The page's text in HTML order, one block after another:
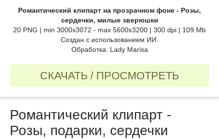
Романтический клипарт на прозрачном фоне - Розы,
сердечки, милые зверюшки
20 PNG | min 3000x3072 - max 5600x3200 | 300 dpi | 109 Mb
Создан с использованием ИИ.
Обработка: Lady Marisa
СКАЧАТЬ / ПРОСМОТРЕТЬ
Романтический клипарт -
Розы, подарки, сердечки